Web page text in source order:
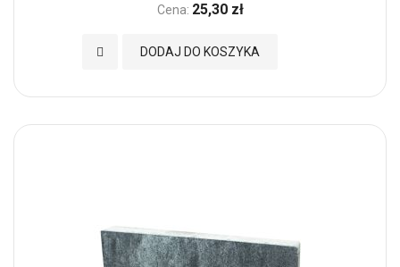
Cena: 25,30 zł
DODAJ DO KOSZYKA
Dodaj do Ulubionych